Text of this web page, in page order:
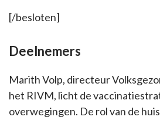
[/besloten]
Deelnemers
Marith Volp, directeur
het RIVM, licht de
overwegingen. De rol van de